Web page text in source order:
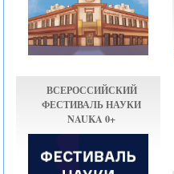
ВСЕРОССИЙСКИЙ
ФЕСТИВАЛЬ НАУКИ
NAUKA 0+